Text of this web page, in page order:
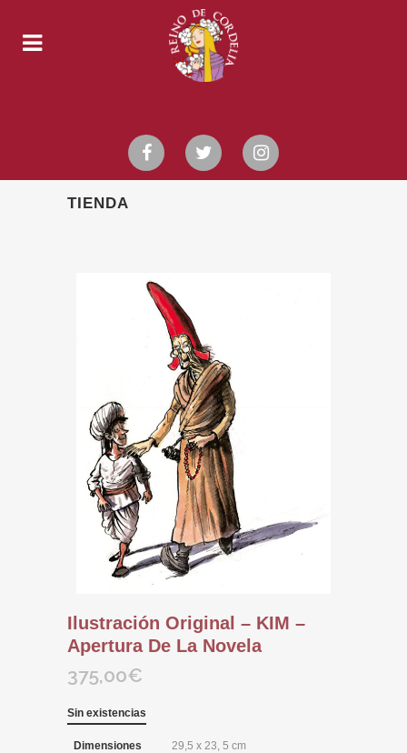
TIENDA
Ilustración Original – KIM –
Apertura De La Novela
375,00€
Sin existencias
Dimensiones 29,5 x 23, 5 cm